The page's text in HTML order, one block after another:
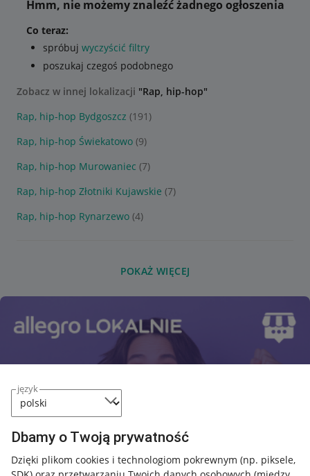
język
Dbamy o Twoją prywatność
Dzięki plikom cookies i technologiom pokrewnym (np. piksele,
Hmm, nie możemy znaleźć żadnego ogłoszenia
Co teraz:
spróbuj wyczyścić filtry
poszukaj czegoś podobnego
Zobacz w innej lokalizacji "Rap, hip-hop"
Rap, hip-hop Bydgoszcz (191)
Rap, hip-hop Świekatowo (9)
Rap, hip-hop Murowaniec (7)
Rap, hip-hop Złotniki Kujawskie (7)
Rap, hip-hop Rynarzewo (4)
POKAŻ WIĘCEJ